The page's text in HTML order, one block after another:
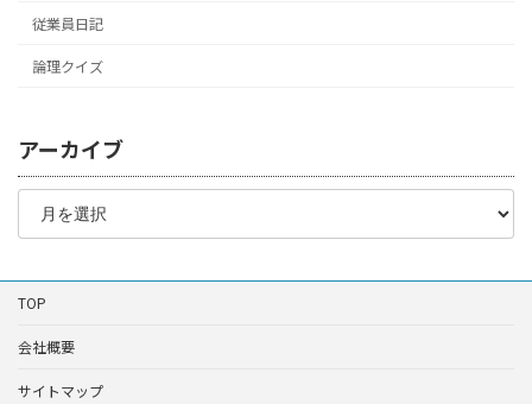
従業員日記
論理クイズ
アーカイブ
ア
カ
ブ
TOP
会社概要
サイトマップ